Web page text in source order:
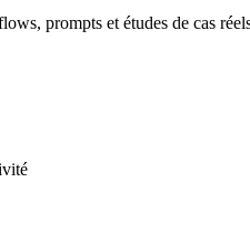
prompts et études de cas